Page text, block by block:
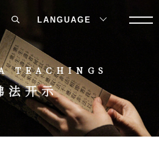
TEACHINGS
法开示
LANGUAGE